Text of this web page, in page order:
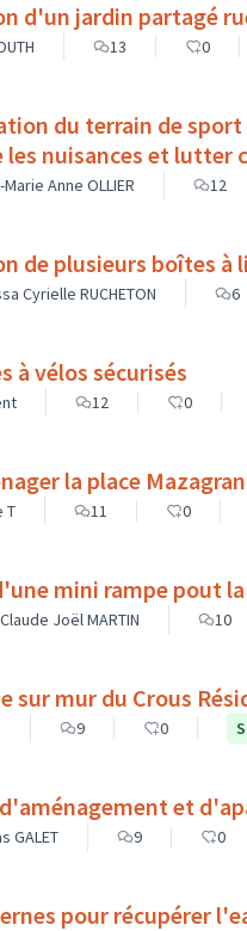
d'un jardin partagé
13 0
du terrain de
les nuisances et lutter
Anne OLLIER 12
de plusieurs boîtes à
Cyrielle RUCHETON 6
à vélos sécurisés
12 0
la place
T 11 0
mini rampe pout
Joël MARTIN 10
sur mur du Crous
9 0
et
GALET 9 0
pour récupérer